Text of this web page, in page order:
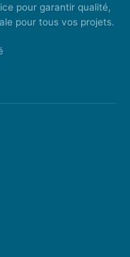
pour garantir qualité,
pour tous vos projets.